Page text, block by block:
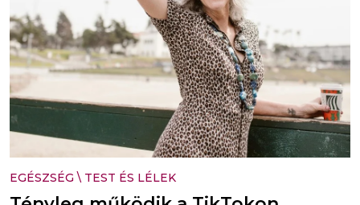
EGÉSZSÉG \ TEST ÉS LÉLEK